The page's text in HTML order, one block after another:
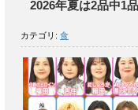
2026年夏は2品中1
カテゴリ: 食